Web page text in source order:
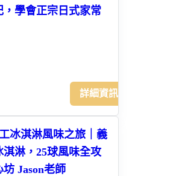
，學會正宗日式家常
詳細資訊
冰淇淋風味之旅｜義
淋，25球風味全攻
Jason老師